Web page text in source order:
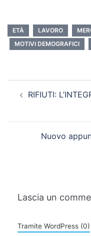
ETÀ LAVORO
MOTIVI DEMOGRAFICI
RIFIUTI:
Nuovo
Lascia un
Tramite WordPress (0)